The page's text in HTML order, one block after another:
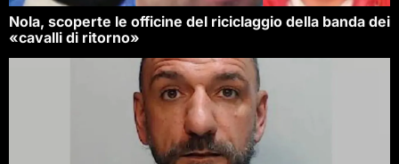
Nola, scoperte le officine del riciclaggio della banda dei
«cavalli di ritorno»